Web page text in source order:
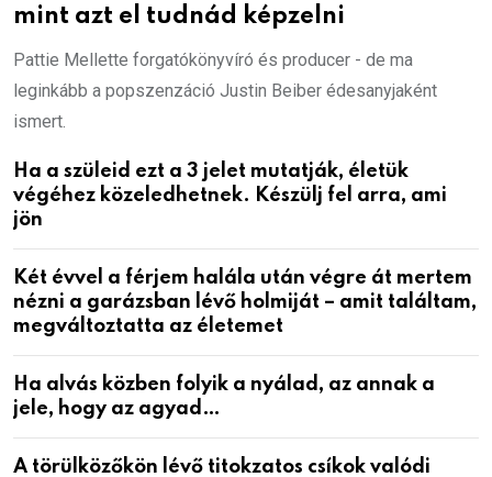
mint azt el tudnád képzelni
Pattie Mellette forgatókönyvíró és producer - de ma
leginkább a popszenzáció Justin Beiber édesanyjaként
ismert.
Ha a szüleid ezt a 3 jelet mutatják, életük
végéhez közeledhetnek. Készülj fel arra, ami
jön
Két évvel a férjem halála után végre át mertem
nézni a garázsban lévő holmiját – amit találtam,
megváltoztatta az életemet
Ha alvás közben folyik a nyálad, az annak a
jele, hogy az agyad…
A törülközőkön lévő titokzatos csíkok valódi